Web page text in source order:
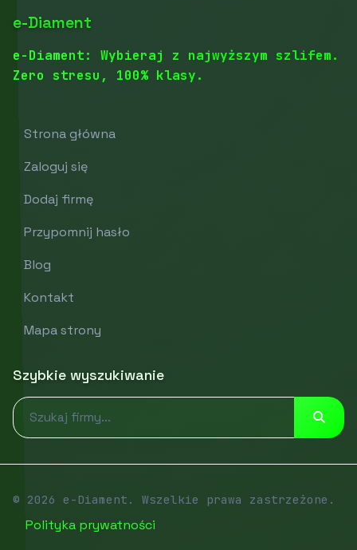
e-Diament
e-Diament: Wybieraj z najwyższym szlifem.
Zero stresu, 100% klasy.
Strona główna
Zaloguj się
Dodaj firmę
Przypomnij hasło
Blog
Kontakt
Mapa strony
Szybkie wyszukiwanie
© 2026 e-Diament. Wszelkie prawa zastrzeżone.
Polityka prywatności